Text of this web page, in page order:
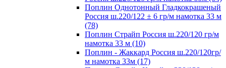
Поплин Однотонный Гладкокрашеный
Россия ш.220/122 ± 6 гр/м намотка 33 м
(78)
Поплин Страйп Россия ш.220/120 гр/м
намотка 33 м (10)
Поплин - Жаккард Россия ш.220/120гр/
м намотка 33м (17)